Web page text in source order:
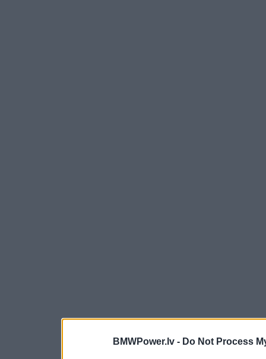
BMWPower.lv - Do Not Process